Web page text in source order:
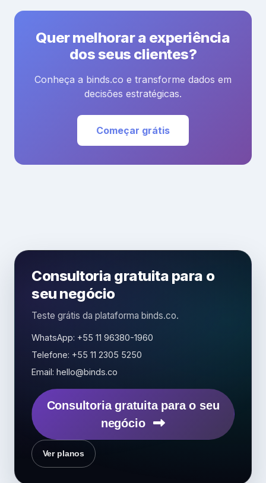
Quer melhorar a experiência
dos seus clientes?
Conheça a binds.co e transforme dados em
decisões estratégicas.
Começar grátis
Consultoria gratuita para o
seu negócio
Teste grátis da plataforma binds.co.
WhatsApp: +55 11 96380-1960
Telefone: +55 11 2305 5250
Email: hello@binds.co
Consultoria gratuita para o seu
negócio
Ver planos